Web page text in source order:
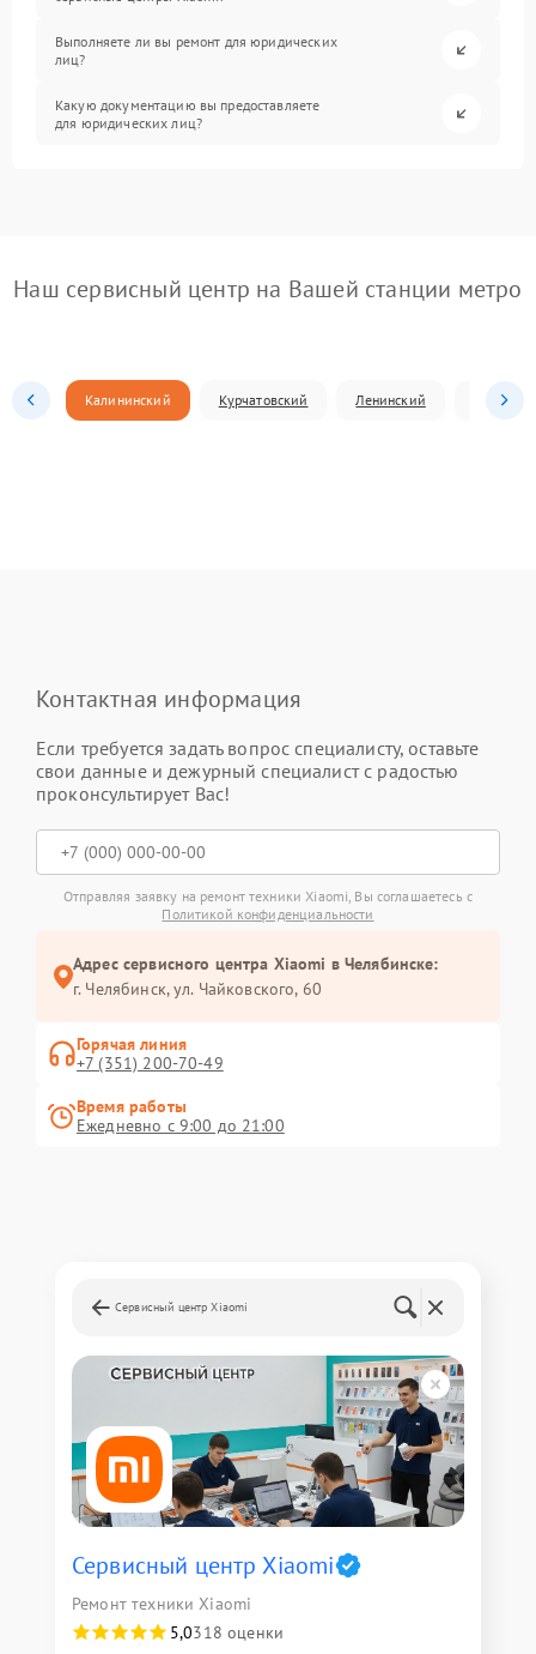
Выполняете ли вы ремонт для юридических
лиц?
Какую документацию вы предоставляете
для юридических лиц?
Наш сервисный центр на Вашей станции метро
Калининский Курчатовский Ленинский
Контактная информация
Если требуется задать вопрос специалисту, оставьте
свои данные и дежурный специалист с радостью
проконсультирует Вас!
Отправляя заявку на ремонт техники Xiaomi, Вы соглашаетесь с
Политикой конфиденциальности
Адрес сервисного центра Xiaomi в Челябинске:
г. Челябинск, ул. Чайковского, 60
Горячая линия
+7 (351) 200-70-49
Время работы
Ежедневно с 9:00 до 21:00
Сервисный центр Xiaomi
Сервисный центр Xiaomi
Ремонт техники Xiaomi
5,0318 оценки